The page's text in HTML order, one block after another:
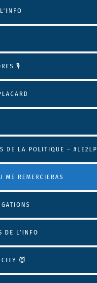
🎙
DE LA POLITIQUE – #LE2LP
ME REMERCIERAS
DE L’INFO
😈